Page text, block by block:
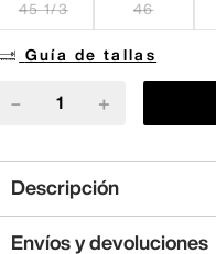
45 1/3 46
Guía de tallas
＋
－
Descripción
Envíos y devoluciones